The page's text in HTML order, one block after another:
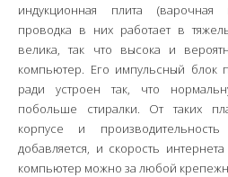
индукционная плита (варочная
проводка в них работает в
велика, так что высока и
компьютер. Его импульсный блок
ради устроен так, что
побольше стиралки. От таких
корпусе и
добавляется, и скорость
компьютер можно за любой